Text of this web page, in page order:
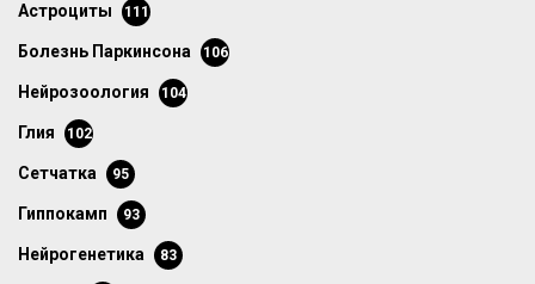
астроциты 111
болезнь Паркинсона 106
нейрозоология 104
глия 102
сетчатка 95
гиппокамп 93
нейрогенетика 83